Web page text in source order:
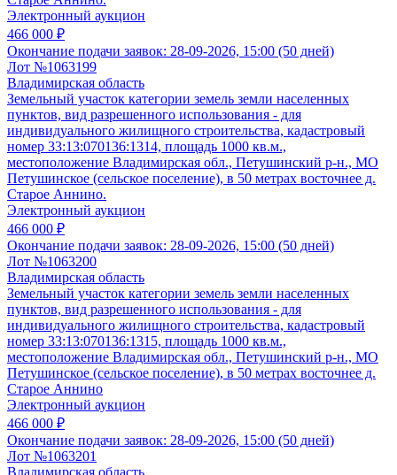
Электронный аукцион
466 000 ₽
Окончание подачи заявок: 28-09-2026, 15:00 (50 дней)
Лот №1063199
Владимирская область
Земельный участок категории земель земли населенных
пунктов, вид разрешенного использования - для
индивидуального жилищного строительства, кадастровый
номер 33:13:070136:1314, площадь 1000 кв.м.,
местоположение Владимирская обл., Петушинский р-н., МО
Петушинское (сельское поселение), в 50 метрах восточнее д.
Старое Аннино.
Электронный аукцион
466 000 ₽
Окончание подачи заявок: 28-09-2026, 15:00 (50 дней)
Лот №1063200
Владимирская область
Земельный участок категории земель земли населенных
пунктов, вид разрешенного использования - для
индивидуального жилищного строительства, кадастровый
номер 33:13:070136:1315, площадь 1000 кв.м.,
местоположение Владимирская обл., Петушинский р-н., МО
Петушинское (сельское поселение), в 50 метрах восточнее д.
Старое Аннино
Электронный аукцион
466 000 ₽
Окончание подачи заявок: 28-09-2026, 15:00 (50 дней)
Лот №1063201